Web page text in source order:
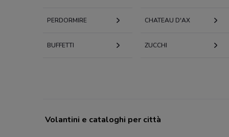
PERDORMIRE CHATEAU D'AX
BUFFETTI ZUCCHI
Volantini e cataloghi per città